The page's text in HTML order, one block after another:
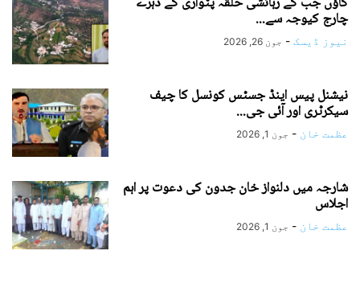
چارج کیوجہ سے...
نیوز ڈیسک - جون 26, 2026
نیشنل پیس اینڈ جسٹس کونسل کا چیف
سیکرٹری اور آئی جی...
عظمت خان - جون 1, 2026
شارجہ میں دلنواز خان جدون کی دعوت پر اہم
اجلاس
عظمت خان - جون 1, 2026